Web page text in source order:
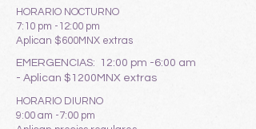
HORARIO NOCTURNO
7:10 pm -12:00 pm
Aplican $600MNX extras
EMERGENCIAS: 12:00 pm -6:00 am
- Aplican $1200MNX extras
HORARIO DIURNO
9:00 am -7:00 pm